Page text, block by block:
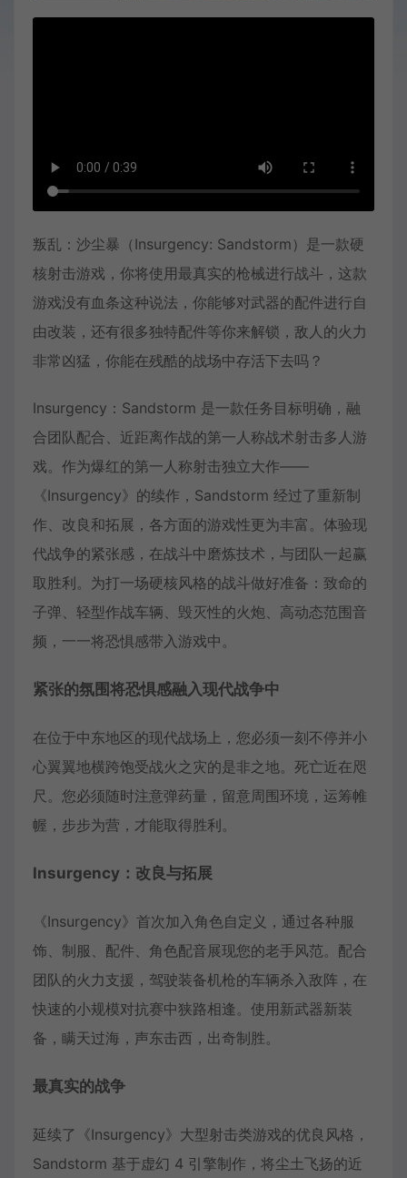
叛乱：沙尘暴（Insurgency: Sandstorm）是一款硬
核射击游戏，你将使用最真实的枪械进行战斗，这款
游戏没有血条这种说法，你能够对武器的配件进行自
由改装，还有很多独特配件等你来解锁，敌人的火力
非常凶猛，你能在残酷的战场中存活下去吗？
Insurgency：Sandstorm 是一款任务目标明确，融
合团队配合、近距离作战的第一人称战术射击多人游
戏。作为爆红的第一人称射击独立大作——
《Insurgency》的续作，Sandstorm 经过了重新制
作、改良和拓展，各方面的游戏性更为丰富。体验现
代战争的紧张感，在战斗中磨炼技术，与团队一起赢
取胜利。为打一场硬核风格的战斗做好准备：致命的
子弹、轻型作战车辆、毁灭性的火炮、高动态范围音
频，一一将恐惧感带入游戏中。
紧张的氛围将恐惧感融入现代战争中
在位于中东地区的现代战场上，您必须一刻不停并小
心翼翼地横跨饱受战火之灾的是非之地。死亡近在咫
尺。您必须随时注意弹药量，留意周围环境，运筹帷
幄，步步为营，才能取得胜利。
Insurgency：改良与拓展
《Insurgency》首次加入角色自定义，通过各种服
饰、制服、配件、角色配音展现您的老手风范。配合
团队的火力支援，驾驶装备机枪的车辆杀入敌阵，在
快速的小规模对抗赛中狭路相逢。使用新武器新装
备，瞒天过海，声东击西，出奇制胜。
最真实的战争
延续了《Insurgency》大型射击类游戏的优良风格，
Sandstorm 基于虚幻 4 引擎制作，将尘土飞扬的近